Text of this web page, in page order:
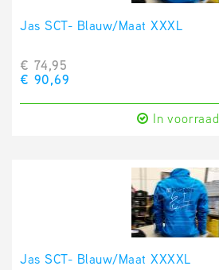
Jas SCT- Blauw/Maat XXXL
€ 74,95
€ 90,69
In voorraad
Jas SCT- Blauw/Maat XXXXL